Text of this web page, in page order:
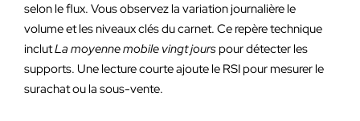
selon le flux. Vous observez la variation journalière le
volume et les niveaux clés du carnet. Ce repère technique
inclutLa moyenne mobile vingt jours pour détecter les
supports. Une lecture courte ajoute le RSI pour mesurer le
surachat ou la sous-vente.